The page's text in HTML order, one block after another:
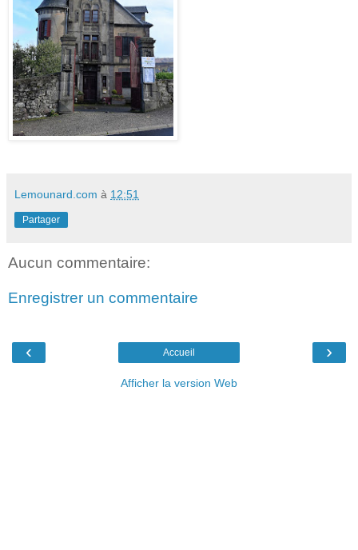
Lemounard.com à 12:51
Partager
Aucun commentaire:
Enregistrer un commentaire
‹ ›
Accueil
Afficher la version Web